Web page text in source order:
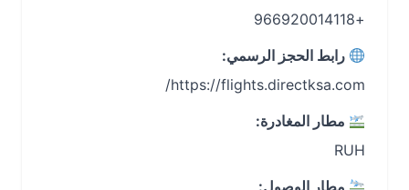
رابط الحجز الرسمي:
https://flights.directksa.com/
مطار المغادرة:
مطار الوصول: